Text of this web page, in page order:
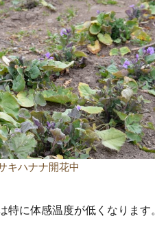
ハナナ開花中
に体感温度が低くなります。